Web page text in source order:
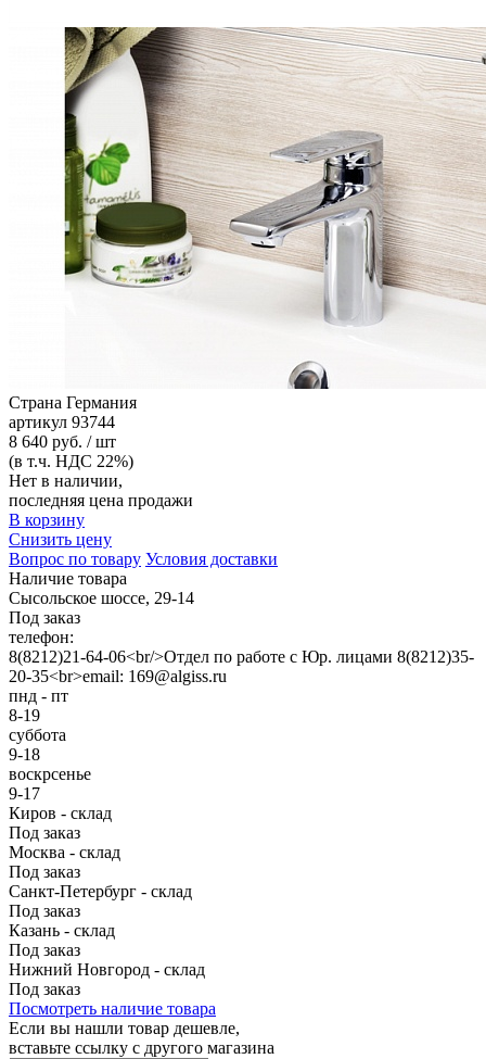
Страна Германия
артикул 93744
8 640 руб. / шт
(в т.ч. НДС 22%)
Нет в наличии,
последняя цена продажи
В корзину
Снизить цену
Вопрос по товару Условия доставки
Наличие товара
Сысольское шоссе, 29-14
Под заказ
телефон:
8(8212)21-64-06<br/>Отдел по работе с Юр. лицами 8(8212)35-
20-35<br>email: 169@algiss.ru
пнд - пт
8-19
суббота
9-18
воскрсенье
9-17
Киров - склад
Под заказ
Москва - склад
Под заказ
Санкт-Петербург - склад
Под заказ
Казань - склад
Под заказ
Нижний Новгород - склад
Под заказ
Посмотреть наличие товара
Если вы нашли товар дешевле,
вставьте ссылку с другого магазина